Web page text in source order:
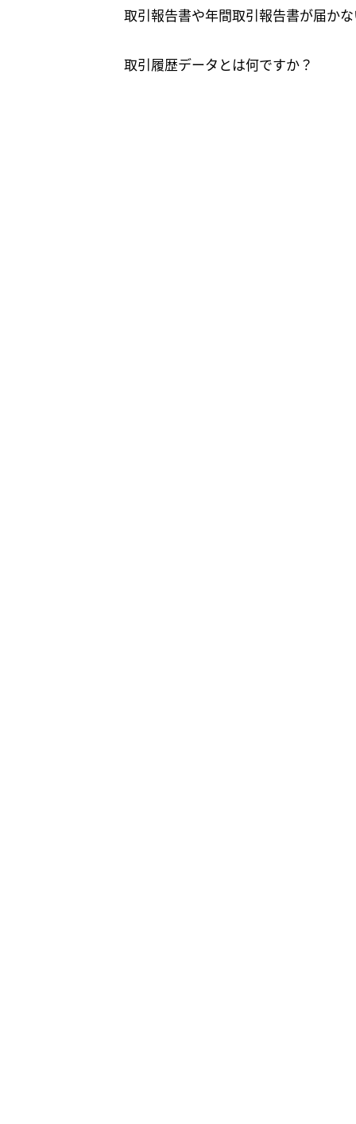
取引報告書や年間取引報告書が届か
取引履歴データとは何ですか？